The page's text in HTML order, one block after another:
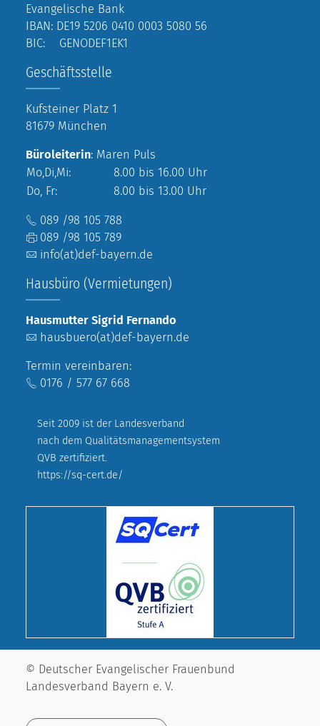
Evangelische Bank
IBAN: DE19 5206 0410 0003 5080 56
BIC: GENODEF1EK1
Geschäftsstelle
Kufsteiner Platz 1
81679 München
Büroleiterin: Maren Puls
Mo,Di,Mi:
8.00 bis 16.00 Uhr
Do, Fr:
8.00 bis 13.00 Uhr
089 /98 105 788
089 /98 105 789
info(at)def-bayern.de
Hausbüro (Vermietungen)
Hausmutter Sigrid Fernando
hausbuero(at)def-bayern.de
Termin vereinbaren:
0176 / 577 67 668
Seit 2009 ist der Landesverband
nach dem Qualitätsmanagementsystem
QVB zertifiziert.
https://sq-cert.de/
© Deutscher Evangelischer Frauenbund
Landesverband Bayern e. V.